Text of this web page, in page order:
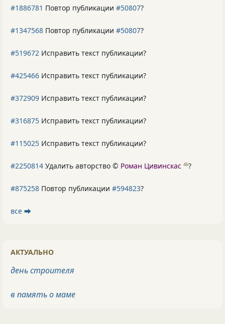
#1886781 Повтор публикации #50807?
#1347568 Повтор публикации #50807?
#519672 Исправить текст публикации?
#425466 Исправить текст публикации?
#372909 Исправить текст публикации?
#316875 Исправить текст публикации?
#115025 Исправить текст публикации?
#2250814 Удалить авторство © Роман Цивинскас 46?
#875258 Повтор публикации #594823?
все ⮕
АКТУАЛЬНО
день строителя
в память о маме